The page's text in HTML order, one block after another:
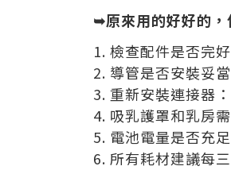
➥原來用的好好的，
1. 檢查配件是否完
2. 導管是否安裝妥當
3. 重新安裝連接器
4. 吸乳護罩和乳房
5. 電池電量是否充足
6. 所有耗材建議每